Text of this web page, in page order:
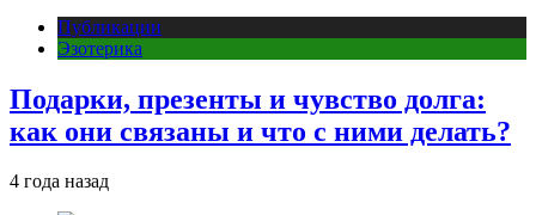
Публикации
Эзотерика
Подарки, презенты и чувство долга:
как они связаны и что с ними делать?
4 года назад